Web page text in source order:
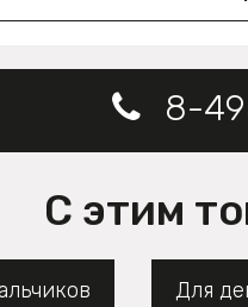
8-
С этим
Для